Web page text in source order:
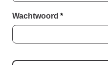
Wachtwoord *